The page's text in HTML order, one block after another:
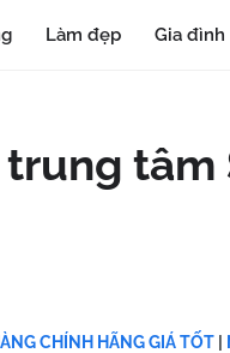
Làm đẹp Gia đình
tâm
CHÍNH HÃNG GIÁ TỐT